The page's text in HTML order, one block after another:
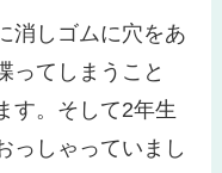
消しゴムに穴をあ
ってしまうこと
す。そして2年生
っしゃっていまし